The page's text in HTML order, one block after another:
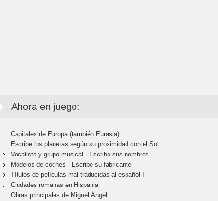
Ahora en juego:
Capitales de Europa (también Eurasia)
Escribe los planetas según su proximidad con el Sol
Vocalista y grupo musical - Escribe sus nombres
Modelos de coches - Escribe su fabricante
Títulos de películas mal traducidas al español II
Ciudades romanas en Hispania
Obras principales de Miguel Ángel